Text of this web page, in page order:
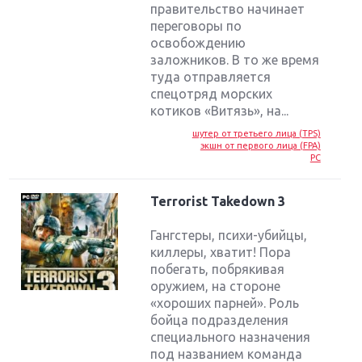
правительство начинает
переговоры по
освобождению
заложников. В то же время
туда отправляется
спецотряд морских
котиков «Витязь», на...
шутер от третьего лица (TPS)
экшн от первого лица (FPA)
PC
Terrorist Takedown 3
Гангстеры, психи-убийцы,
киллеры, хватит! Пора
побегать, побрякивая
оружием, на стороне
«хороших парней». Роль
бойца подразделения
специального назначения
под названием команда